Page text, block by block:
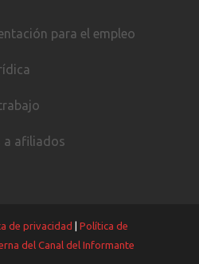
para el empleo
a afiliados
de privacidad | Política de
del Canal del Informante